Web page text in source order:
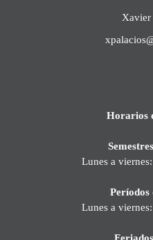
Xavier
Horarios
Lunes a
Períodos
Lunes a